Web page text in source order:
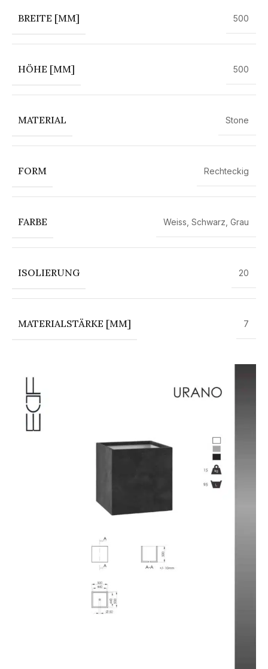
BREITE [MM] 500
HÖHE [MM] 500
MATERIAL Stone
FORM Rechteckig
FARBE Weiss Schwarz Grau
ISOLIERUNG 20
MATERIALSTÄRKE [MM] 7